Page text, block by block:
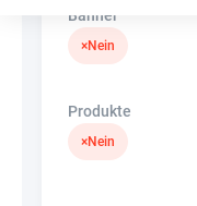
Banner
×Nein
Produkte
×Nein